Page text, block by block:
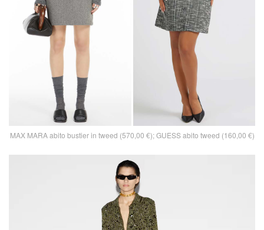
MAX MARA abito bustier in tweed (570,00 €); GUESS abito tweed (160,00 €)